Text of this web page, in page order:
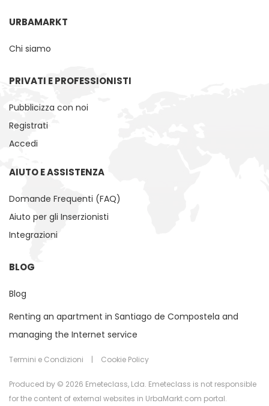
URBAMARKT
Chi siamo
PRIVATI ​​E PROFESSIONISTI
Pubblicizza con noi
Registrati
Accedi
AIUTO E ASSISTENZA
Domande Frequenti (FAQ)
Aiuto per gli Inserzionisti
Integrazioni
BLOG
Blog
Renting an apartment in Santiago de Compostela and
managing the Internet service
Termini e Condizioni | Cookie Policy
Produced by © 2026 Emeteclass, Lda. Emeteclass is not responsible
for the content of external websites in UrbaMarkt.com portal.